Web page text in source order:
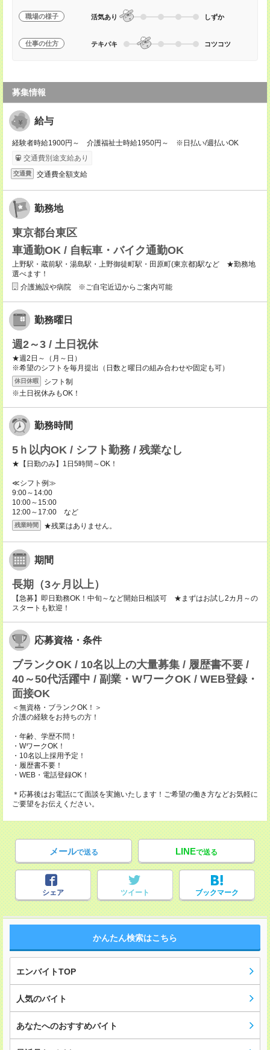
職場の様子 活気あり しずか
仕事の仕方 テキパキ コツコツ
募集情報
給与
経験者時給1900円～ 介護福祉士時給1950円～ ※日払い/週払いOK
交通費別途支給あり
交通費 交通費全額支給
勤務地
東京都台東区
車通勤OK / 自転車・バイク通勤OK
上野駅・蔵前駅・湯島駅・上野御徒町駅・田原町(東京都)駅など ★勤務地
選べます！
介護施設や病院 ※ご自宅近辺からご案内可能
勤務曜日
週2～3 / 土日祝休
★週2日～（月～日）
※希望のシフトを毎月提出（日数と曜日の組み合わせや固定も可）
休日休暇
シフト制
※土日祝休みもOK！
勤務時間
5ｈ以内OK / シフト勤務 / 残業なし
★【日勤のみ】1日5時間～OK！
≪シフト例≫
9:00～14:00
10:00～15:00
12:00～17:00 など
残業時間 ★残業はありません。
期間
長期（3ヶ月以上）
【急募】即日勤務OK！中旬～など開始日相談可 ★まずはお試し2カ月～の
スタートも歓迎！
応募資格・条件
ブランクOK / 10名以上の大量募集 / 履歴書不要 /
40～50代活躍中 / 副業・WワークOK / WEB登録・
面接OK
＜無資格・ブランクOK！＞
介護の経験をお持ちの方！
・年齢、学歴不問！
・WワークOK！
・10名以上採用予定！
・履歴書不要！
・WEB・電話登録OK！
＊応募後はお電話にて面談を実施いたします！ご希望の働き方などお気軽に
ご要望をお伝えください。
メールで送る LINEで送る
シェア ツイート ブックマーク
かんたん検索はこちら
エンバイトTOP
人気のバイト
あなたへのおすすめバイト